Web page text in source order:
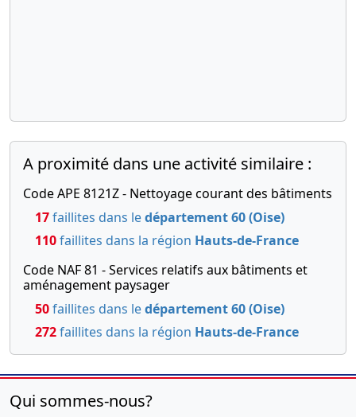
A proximité dans une activité similaire :
Code APE 8121Z - Nettoyage courant des bâtiments
17faillites dans ledépartement 60 (Oise)
110faillites dans la région Hauts-de-France
Code NAF 81 - Services relatifs aux bâtiments et
aménagement paysager
50faillites dans ledépartement 60 (Oise)
272faillites dans la région Hauts-de-France
Qui sommes-nous?